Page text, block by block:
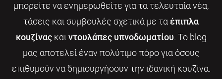
μπορείτε να ενημερωθείτε για τα τελευταία νέα,
τάσεις και συμβουλές σχετικά με τα έπιπλα
κουζίναςκαι ντουλάπες υπνοδωματίου. Το blog
μας αποτελεί έναν πολύτιμο πόρο για όσους
επιθυμούν να δημιουργήσουν την ιδανική κουζίνα.